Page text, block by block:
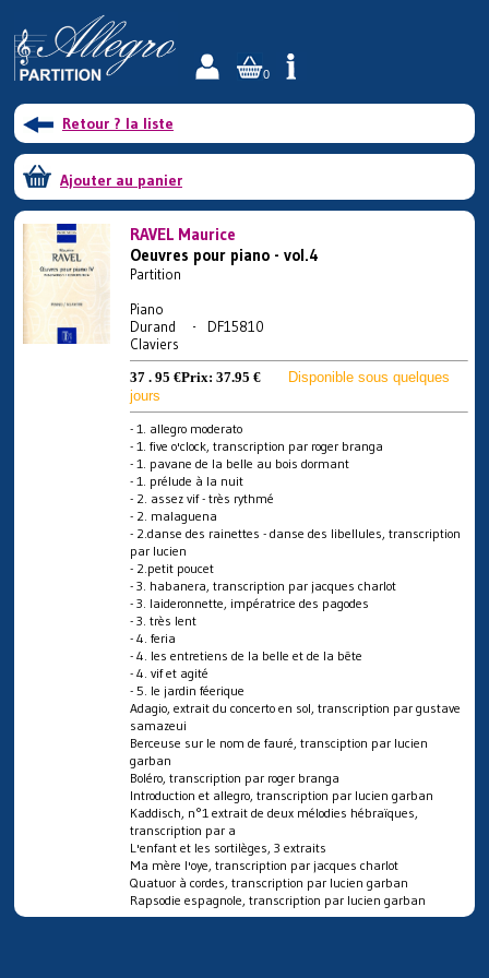
0
Retour ? la liste
Ajouter au panier
RAVEL Maurice
Oeuvres pour piano - vol.4
Partition
Piano
Durand - DF15810
Claviers
37 . 95 €Prix: 37.95 €
Disponible sous quelques
jours
- 1. allegro moderato
- 1. five o'clock, transcription par roger branga
- 1. pavane de la belle au bois dormant
- 1. prélude à la nuit
- 2. assez vif - très rythmé
- 2. malaguena
- 2.danse des rainettes - danse des libellules, transcription
par lucien
- 2.petit poucet
- 3. habanera, transcription par jacques charlot
- 3. laideronnette, impératrice des pagodes
- 3. très lent
- 4. feria
- 4. les entretiens de la belle et de la bête
- 4. vif et agité
- 5. le jardin féerique
Adagio, extrait du concerto en sol, transcription par gustave
samazeui
Berceuse sur le nom de fauré, transciption par lucien
garban
Boléro, transcription par roger branga
Introduction et allegro, transcription par lucien garban
Kaddisch, n°1 extrait de deux mélodies hébraïques,
transcription par a
L'enfant et les sortilèges, 3 extraits
Ma mère l'oye, transcription par jacques charlot
Quatuor à cordes, transcription par lucien garban
Rapsodie espagnole, transcription par lucien garban